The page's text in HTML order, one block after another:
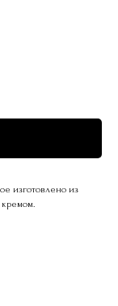
изготовлено из